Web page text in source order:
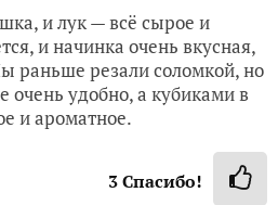
и лук — всё сырое и
и начинка очень вкусная,
раньше резали соломкой, но
очень удобно, а кубиками в
и ароматное.
3Спасибо!